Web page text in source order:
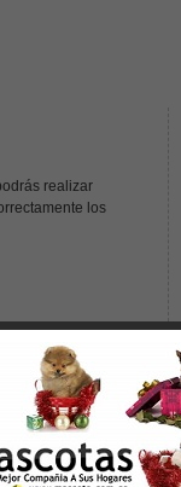
realizar
los